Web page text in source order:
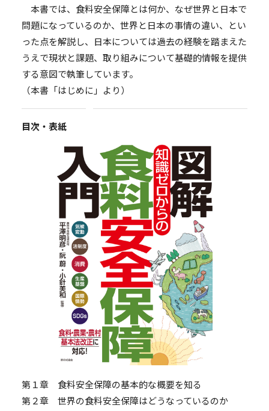
本書では、食料安全保障とは何か、なぜ世界と日本で
問題になっているのか、世界と日本の事情の違い、とい
った点を解説し、日本については過去の経験を踏まえた
うえで現状と課題、取り組みについて基礎的情報を提供
する意図で執筆しています。
（本書「はじめに」より）
目次・表紙
第１章 食料安全保障の基本的な概要を知る
第２章 世界の食料安全保障はどうなっているのか